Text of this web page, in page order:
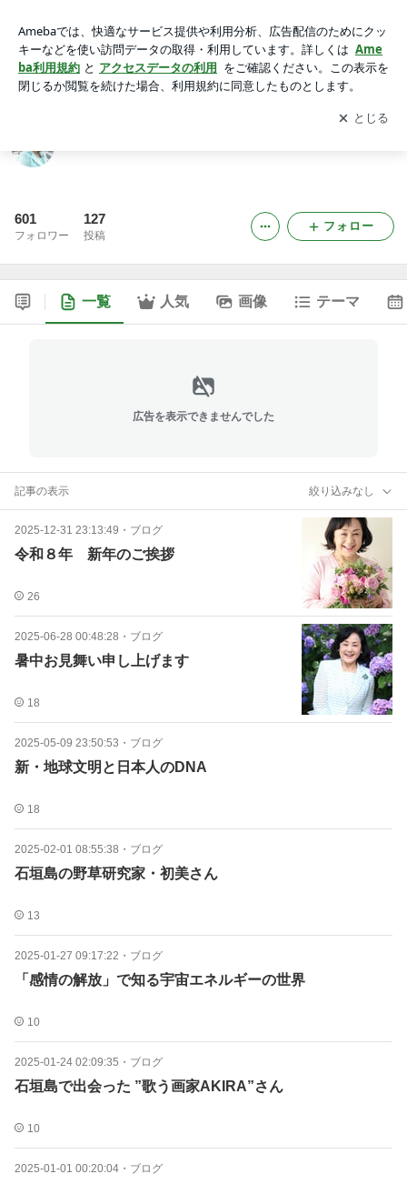
アプリをダウンロードして ブログの更新通知
を受け取りまし
ょう。
開く
601
フォロワー
127
投稿
フォロー
一覧 人気 画像 テーマ
広告を表示できませんでした
記事の表示 絞り込みなし
2025-12-31 23:13:49 ・ ブログ
令和８年 新年のご挨拶
26
2025-06-28 00:48:28 ・ ブログ
暑中お見舞い申し上げます
18
2025-05-09 23:50:53 ・ ブログ
新・地球文明と日本人のDNA
18
2025-02-01 08:55:38 ・ ブログ
石垣島の野草研究家・初美さん
13
2025-01-27 09:17:22 ・ ブログ
「感情の解放」で知る宇宙エネルギーの世界
10
2025-01-24 02:09:35 ・ ブログ
石垣島で出会った ”歌う画家AKIRA”さん
10
2025-01-01 00:20:04 ・ ブログ